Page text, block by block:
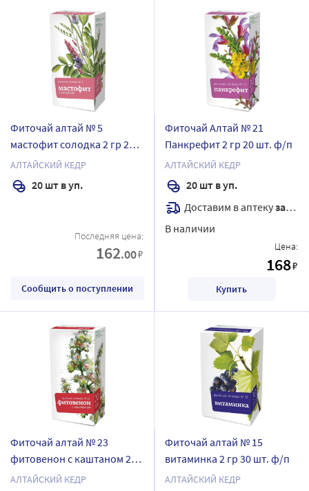
Фиточай алтай № 5
мастофит солодка 2 гр 20
шт. ф/п
АЛТАЙСКИЙ КЕДР
20 шт в уп.
Последняя цена:
162.00₽
Сообщить о поступлении
Фиточай Алтай № 21
Панкрефит 2 гр 20 шт. ф/п
АЛТАЙСКИЙ КЕДР
20 шт в уп.
Доставим в аптекузавтра
В наличии
Цена:
168₽
Купить
Фиточай алтай № 23
фитовенон с каштаном 2
гр 20 шт. ф/п
АЛТАЙСКИЙ КЕДР
Фиточай алтай № 15
витаминка 2 гр 30 шт. ф/п
АЛТАЙСКИЙ КЕДР